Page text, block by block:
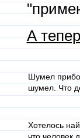
А
Шумел
шумел. Что
Хотелось